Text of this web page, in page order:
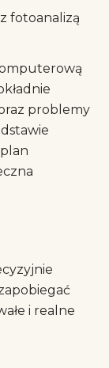
fotoanalizą
problemy
i realne